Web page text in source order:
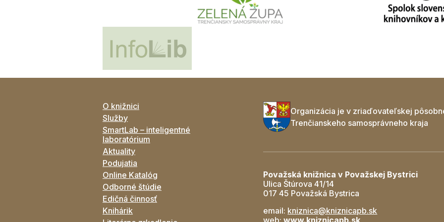
O knižnici
Služby
SmartLab – inteligentné
laboratórium
Aktuality
Podujatia
Online Katalóg
Odborné štúdie
Edičná činnosť
Knihárik
Organizácia je v zriaďovateľskej
Trenčianskeho samosprávneho kraja
Považská knižnica v Považskej Bystrici
Ulica Štúrova 41/14
017 45 Považská Bystrica
email: kniznica@kniznicapb.sk